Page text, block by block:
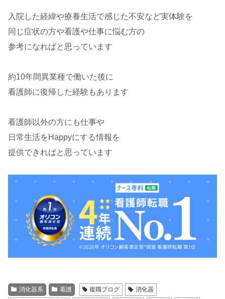
入院した経緯や療養生活で感じた不安など実体験を
同じ症状の方や看護や仕事に悩む方の
参考になればと思っています
約10年間異業種で働いた後に
看護師に復帰した経験もあります
看護師以外の方にも仕事や
日常生活をHappyにする情報を
提供できればと思っています
消化器系 看護 復職ブログ
消化器